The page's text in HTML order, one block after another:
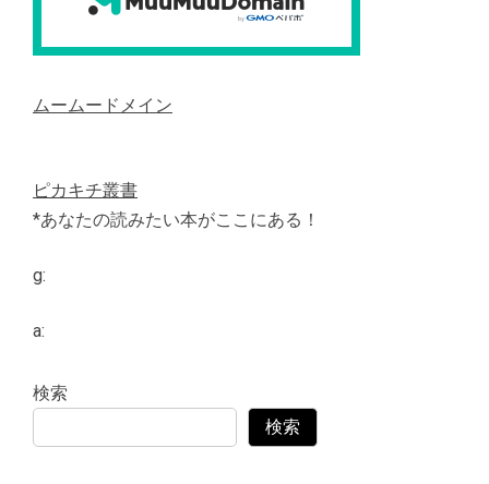
ムームードメイン
ピカキチ叢書
*あなたの読みたい本がここにある！
g:
a:
検索
検索